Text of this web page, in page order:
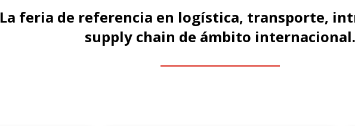
La feria de referencia en logística, transporte,
supply chain de ámbito internacional.